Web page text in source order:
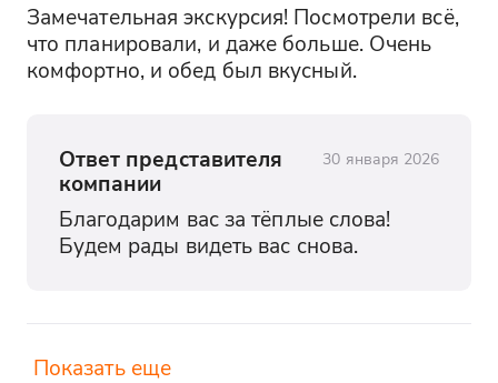
Замечательная экскурсия! Посмотрели всё,
что планировали, и даже больше. Очень
комфортно, и обед был вкусный.
Ответ представителя
компании
30 января 2026
Благодарим вас за тёплые слова!
Будем рады видеть вас снова.
Показать еще